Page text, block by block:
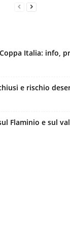
Italia: info,
e rischio
Flaminio e sul